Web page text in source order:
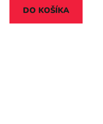
DO KOŠÍKA